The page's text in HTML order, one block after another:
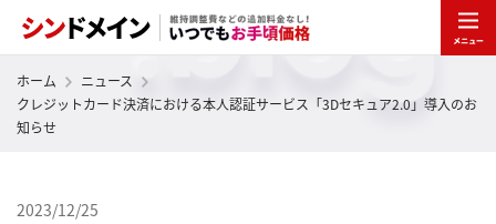
ホーム
ニュース
クレジットカード決済における本人認証サービス「3Dセキュア2.0」導入のお
知らせ
2023/12/25